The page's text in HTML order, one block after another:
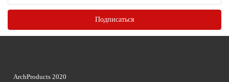
ArchProducts 2020